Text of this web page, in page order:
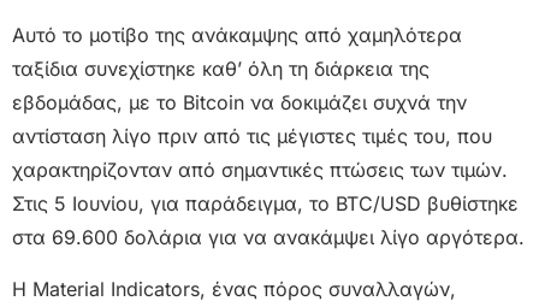
Αυτό το μοτίβο της ανάκαμψης από χαμηλότερα
ταξίδια συνεχίστηκε καθ’ όλη τη διάρκεια της
εβδομάδας, με το Bitcoin να δοκιμάζει συχνά την
αντίσταση λίγο πριν από τις μέγιστες τιμές του, που
χαρακτηρίζονταν από σημαντικές πτώσεις των τιμών.
Στις 5 Ιουνίου, για παράδειγμα, το BTC/USD βυθίστηκε
στα 69.600 δολάρια για να ανακάμψει λίγο αργότερα.
Η Material Indicators, ένας πόρος συναλλαγών,